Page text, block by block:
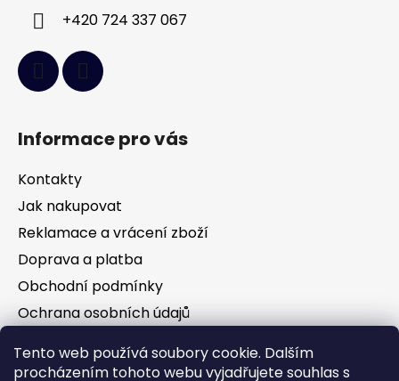
Tento web používá soubory cookie. Dalším
procházením tohoto webu vyjadřujete souhlas s
+420 724 337 067
Informace pro vás
Kontakty
Jak nakupovat
Reklamace a vrácení zboží
Doprava a platba
Obchodní podmínky
Ochrana osobních údajů
Facebook